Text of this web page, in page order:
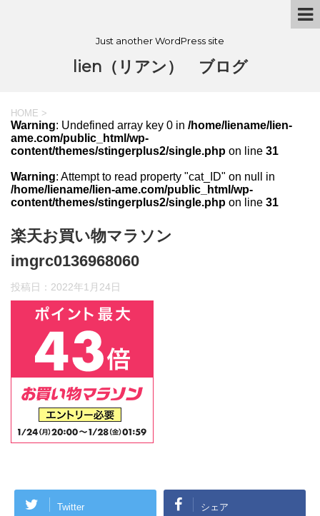
Just another WordPress site
lien（リアン） ブログ
HOME >
Warning: Undefined array key 0 in /home/liename/lien-
ame.com/public_html/wp-
content/themes/stingerplus2/single.php on line 31
Warning: Attempt to read property "cat_ID" on null in
/home/liename/lien-ame.com/public_html/wp-
content/themes/stingerplus2/single.php on line 31
楽天お買い物マラソン
imgrc0136968060
投稿日： 2022年1月24日
Twitter シェア